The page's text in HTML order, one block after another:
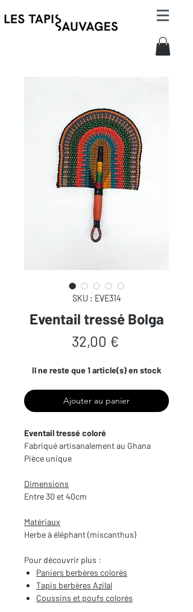
SKU : EVE314
Eventail tressé Bolga
32,00 €Prix
Il ne reste que 1 article(s) en stock
Ajouter au panier
Eventail tressé coloré
Fabriqué artisanalement au Ghana
Pièce unique
Dimensions
Entre 30 et 40cm
Matériaux
Herbe à éléphant (miscanthus)
Pour découvrir plus :
Paniers berbères colorés
Tapis berbères Azilal
Coussins et poufs colorés